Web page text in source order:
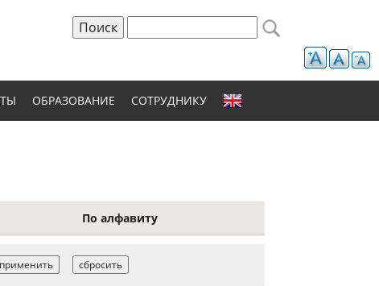
Форма поиска
ОБРАЗОВАНИЕ СОТРУДНИКУ
По алфавиту